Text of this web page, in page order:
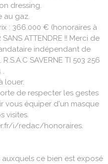
dressing.
au gaz.
: 366.000 € (honoraires à
ATTENDRE !! Merci de
indépendant de
SAVERNE TI 503 256
.
louer.
de respecter les gestes
vous équiper d'un masque
visites.
i/redac/honoraires.
auxquels ce bien est exposé